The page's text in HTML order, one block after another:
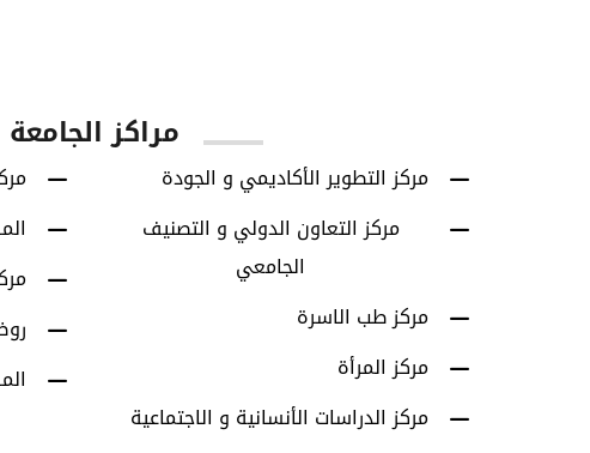
مراكز الجامعة
مركز التطوير الأكاديمي و الجودة
مركز التعاون الدولي و التصنيف
الجامعي
مركز طب الاسرة
مركز المرأة
مركز الدراسات الأنسانية و الاجتماعية